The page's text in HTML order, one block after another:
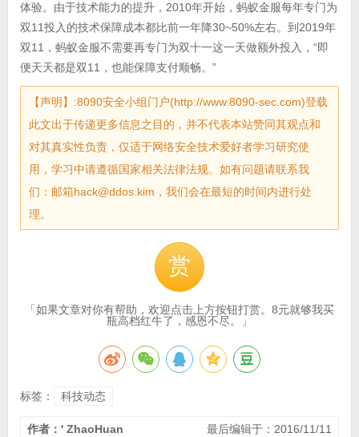
体验。由于技术能力的提升，2010年开始，蚂蚁金服每年专门为
双11投入的技术保障成本都比前一年降30~50%左右。到2019年
双11，蚂蚁金服不需要再专门为双十一这一天做额外投入，“即
便天天都是双11，也能保障支付顺畅。”
【声明】:8090安全小组门户(http://www.8090-sec.com)登载
此文出于传递更多信息之目的，并不代表本站赞同其观点和
对其真实性负责，仅适于网络安全技术爱好者学习研究使
用，学习中请遵循国家相关法律法规。如有问题请联系我
们：邮箱hack@ddos.kim，我们会在最短的时间内进行处
理。
赏
「如果文章对你有帮助，欢迎点击上方按钮打赏。8元就够我买
瓶高档红牛了，感恩不尽。」
标签： 科技动态
最后编辑于：2016/11/11
作者：' ZhaoHuan